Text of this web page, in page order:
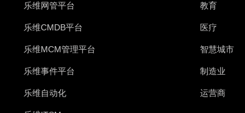
乐维网管平台
乐维CMDB平台
乐维MCM管理平台
乐维事件平台
乐维自动化
教育
医疗
智慧城市
制造业
运营商